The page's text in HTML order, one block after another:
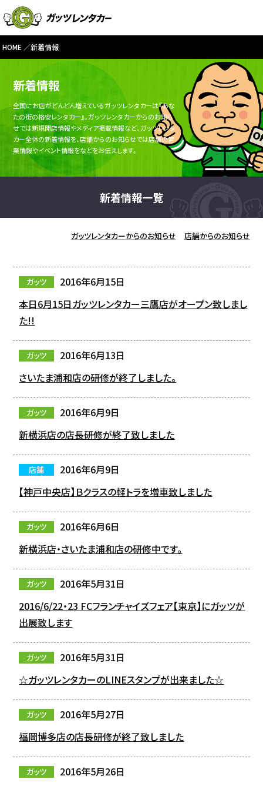
HOME 新着情報
新着情報
全国にお店がどんどん増えているガッツレンタカーは『あな
たの街の格安レンタカー』。ガッツレンタカーからのお知ら
せでは新規開店情報やメディア掲載情報など、ガッツレンタ
カー全体の新着情報を、店舗からのお知らせでは店舗の営
業情報やイベント情報をなどをお伝えします。
新着情報一覧
ガッツレンタカーからのお知らせ 店舗からのお知らせ
2016年6月15日
ガッツ
本日6月15日ガッツレンタカー三鷹店がオープン致しまし
た!!
2016年6月13日
ガッツ
さいたま浦和店の研修が終了しました。
2016年6月9日
ガッツ
新横浜店の店長研修が終了致しました
2016年6月9日
店舗
【神戸中央店】Ｂクラスの軽トラを増車致しました
2016年6月6日
ガッツ
新横浜店・さいたま浦和店の研修中です。
2016年5月31日
ガッツ
2016/6/22・23 FCフランチャイズフェア【東京】にガッツが
出展致します
2016年5月31日
ガッツ
☆ガッツレンタカーのLINEスタンプが出来ました☆
2016年5月27日
ガッツ
福岡博多店の店長研修が終了致しました
2016年5月26日
ガッツ